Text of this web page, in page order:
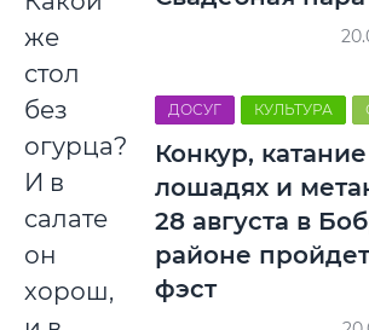
же
стол
без
огурца?
И в
салате
он
хорош,
ДОСУГ КУЛЬТУРА
Конкур,
лошадях и
28 августа в
районе
фэст